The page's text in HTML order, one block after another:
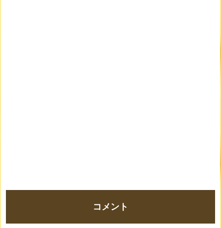
コメント